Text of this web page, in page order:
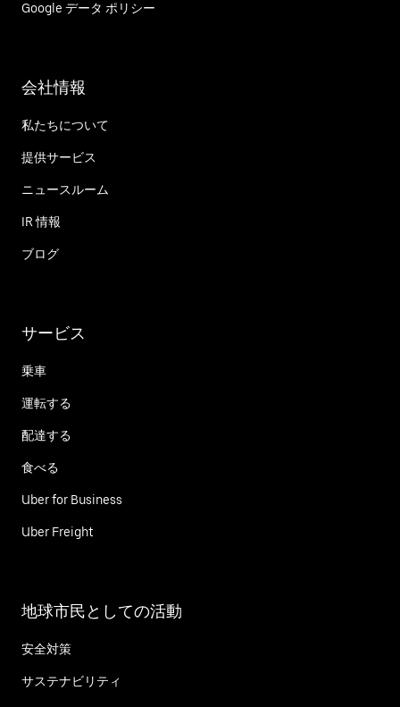
Google データ ポリシー
会社情報
私たちについて
提供サービス
ニュースルーム
IR 情報
ブログ
サービス
乗車
運転する
配達する
食べる
Uber for Business
Uber Freight
地球市民としての活動
安全対策
サステナビリティ